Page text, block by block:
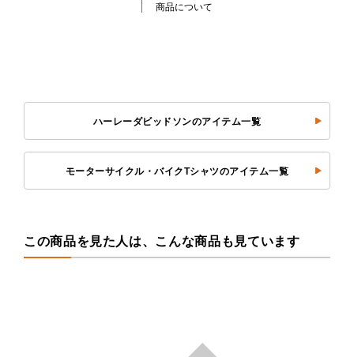
商品について
ハーレーダビッドソンのアイテム一覧
モーターサイクル・バイクTシャツのアイテム一覧
この商品を見た人は、こんな商品も見ています